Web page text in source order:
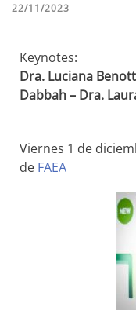
22/11/2023
Keynotes:
Dra. Luciana
Dabbah – Dra.
Viernes 1 de
de FAEA